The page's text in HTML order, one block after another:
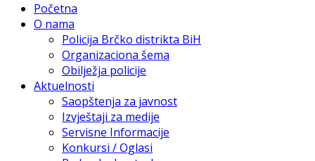
Početna
O nama
Policija Brčko distrikta BiH
Organizaciona šema
Obilježja policije
Aktuelnosti
Saopštenja za javnost
Izvještaji za medije
Servisne Informacije
Konkursi / Oglasi